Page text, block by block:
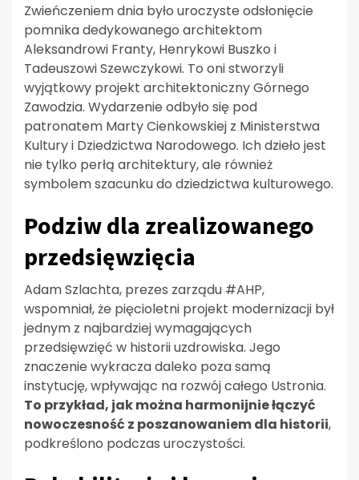
Zwieńczeniem dnia było uroczyste odsłonięcie
pomnika dedykowanego architektom
Aleksandrowi Franty, Henrykowi Buszko i
Tadeuszowi Szewczykowi. To oni stworzyli
wyjątkowy projekt architektoniczny Górnego
Zawodzia. Wydarzenie odbyło się pod
patronatem Marty Cienkowskiej z Ministerstwa
Kultury i Dziedzictwa Narodowego. Ich dzieło jest
nie tylko perłą architektury, ale również
symbolem szacunku do dziedzictwa kulturowego.
Podziw dla zrealizowanego
przedsięwzięcia
Adam Szlachta, prezes zarządu #AHP,
wspomniał, że pięcioletni projekt modernizacji był
jednym z najbardziej wymagających
przedsięwzięć w historii uzdrowiska. Jego
znaczenie wykracza daleko poza samą
instytucję, wpływając na rozwój całego Ustronia.
To przykład, jak można harmonijnie łączyć
nowoczesność z poszanowaniem dla historii,
podkreślono podczas uroczystości.